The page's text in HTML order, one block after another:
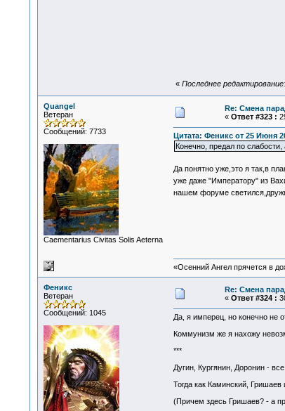
« Последнее
Quangel
Ветеран
Сообщений: 7733
Сaementarius Civitas Solis Aeterna
Re: Смена
« Ответ #323 :
Цитата: Феникс от 25 Июня
Конечно, предал по
Да понятно уже,это я так,в
уже даже "Императору" из
нашем форуме
«Осенний Ангел прячется в
Феникс
Ветеран
Сообщений: 1045
Re: Смена
« Ответ #324 :
Да, я имперец, но конечно не
Коммунизм же я нахожу
***
Дугин, Кургянин, Доронин -
Тогда как Каминский,
(Причем здесь Гришаев? - а